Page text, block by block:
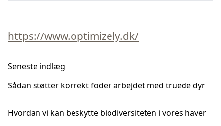
https://www.optimizely.dk/
Seneste indlæg
Sådan støtter korrekt foder arbejdet med truede dyr
Hvordan vi kan beskytte biodiversiteten i vores haver